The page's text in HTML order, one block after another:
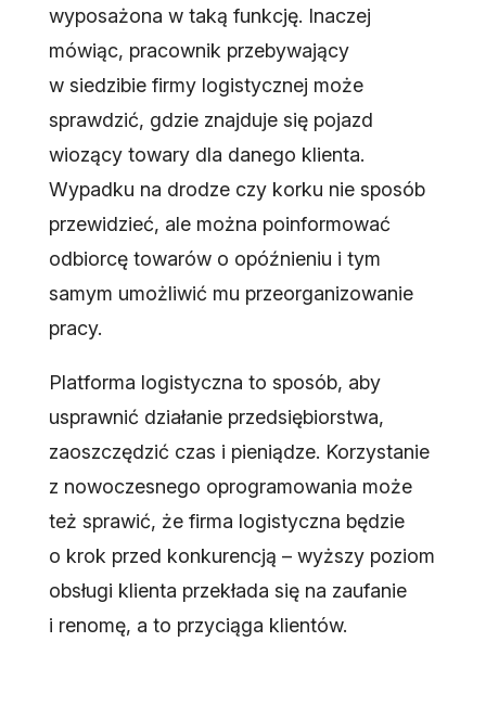
wyposażona w taką funkcję. Inaczej
mówiąc, pracownik przebywający
w siedzibie firmy logistycznej może
sprawdzić, gdzie znajduje się pojazd
wiozący towary dla danego klienta.
Wypadku na drodze czy korku nie sposób
przewidzieć, ale można poinformować
odbiorcę towarów o opóźnieniu i tym
samym umożliwić mu przeorganizowanie
pracy.
Platforma logistyczna to sposób, aby
usprawnić działanie przedsiębiorstwa,
zaoszczędzić czas i pieniądze. Korzystanie
z nowoczesnego oprogramowania może
też sprawić, że firma logistyczna będzie
o krok przed konkurencją – wyższy poziom
obsługi klienta przekłada się na zaufanie
i renomę, a to przyciąga klientów.